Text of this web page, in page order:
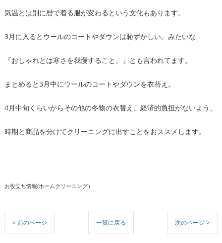
気温とは別に暦で着る服が変わるという文化もあります。
3月に入るとウールのコートやダウンは恥ずかしい。みたいな
『おしゃれとは寒さを我慢すること。』とも言われてます。
まとめると3月中にウールのコートやダウンを衣替え。
4月中旬くらいからその他の冬物の衣替え。経済的負担がないよう、
時期と商品を分けてクリーニングに出すことをおススメします。
お役立ち情報(ホームクリーニング）
< 前のページ 一覧に戻る 次のページ >